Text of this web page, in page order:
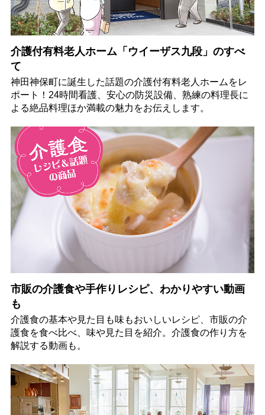
介護付有料老人ホーム「ウイーザス九段」のすべ
て
神田神保町に誕生した話題の介護付有料老人ホームをレ
ポート！24時間看護、安心の防災設備、熟練の料理長に
よる絶品料理ほか満載の魅力をお伝えします。
市販の介護食や手作りレシピ、わかりやすい動画
も
介護食の基本や見た目も味もおいしいレシピ、市販の介
護食を食べ比べ、味や見た目を紹介。介護食の作り方を
解説する動画も。